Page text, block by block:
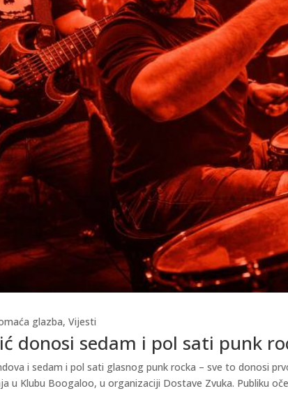
donosi sedam i pol sati punk
glazba,Vijesti
i sedam i pol sati glasnog punk rocka – sve to donosi
u Klubu Boogaloo, u organizaciji Dostave Zvuka. Publiku